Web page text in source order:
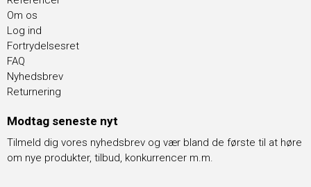
Om os
Log ind
Fortrydelsesret
FAQ
Nyhedsbrev
Returnering
Modtag seneste nyt
Tilmeld dig vores nyhedsbrev og vær bland de første til at høre
om nye produkter, tilbud, konkurrencer m.m.